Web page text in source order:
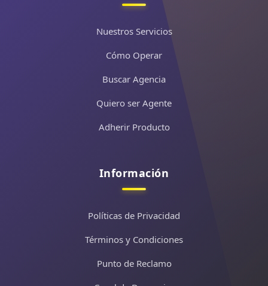
Ver en Google Maps
CIS World Trade Center
AGENTE AUTORIZADO
AV FRANCISCO DE ORELLANA EDIFICO WORLD
Ver en Google Maps
MONTALVO, FRENTE A LA CAS
Ver en Google Maps
Nuestros Servicios
Cómo Operar
Buscar Agencia
Quiero ser Agente
Adherir Producto
Información
Políticas de Privacidad
Términos y Condiciones
Punto de Reclamo